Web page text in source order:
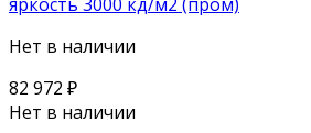
Нет в наличии
82 972 ₽
Нет в наличии